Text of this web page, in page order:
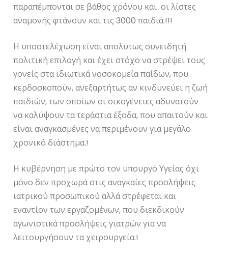
παραπέμπονται σε βάθος χρόνου και οι λίστες
αναμονής φτάνουν και τις 3000 παιδιά.!!!
Η υποστελέχωση είναι απολύτως συνειδητή
πολιτική επιλογή και έχει στόχο να στρέψει τους
γονείς στα ιδιωτικά νοσοκομεία παίδων, που
κερδοσκοπούν, ανεξαρτήτως αν κινδυνεύει η ζωή
παιδιών, των οποίων οι οικογένειες αδυνατούν
να καλύψουν τα τεράστια έξοδα, που απαιτούν και
είναι αναγκασμένες να περιμένουν για μεγάλο
χρονικό διάστημα.!
Η κυβέρνηση με πρώτο τον υπουργό Υγείας όχι
μόνο δεν προχωρά στις αναγκαίες προσλήψεις
ιατρικού προσωπικού αλλά στρέφεται και
εναντίον των εργαζομένων, που διεκδικούν
αγωνιστικά προσλήψεις γιατρών για να
λειτουργήσουν τα χειρουργεία.!